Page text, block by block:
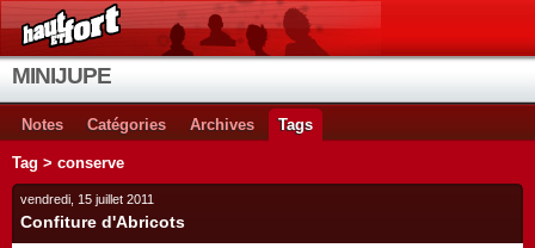
MINIJUPE
Notes Catégories Archives Tags
Tag > conserve
vendredi, 15 juillet 2011
Confiture d'Abricots